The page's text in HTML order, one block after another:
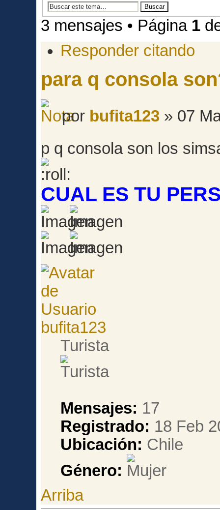
3 mensajes • Página 1
Responder citando
para q consola
por bufita123 » 07
p q consola son los
CUAL ES TU
bufita123
Turista
Mensajes: 17
Registrado: 18 Feb
Ubicación: Chile
Género:
Arriba